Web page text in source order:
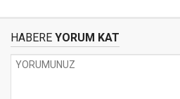
HABERE YORUM KAT